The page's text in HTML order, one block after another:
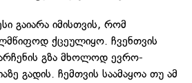
გაიარა იმისთვის, რომ
ქცეულიყო. ჩვენთვის
გზა მხოლოდ ევრო-
გადის. ჩემთვის საამაყოა თუ ამ